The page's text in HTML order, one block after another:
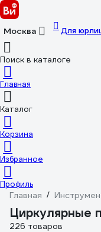
Москва Для
Поиск в каталоге
Главная
Каталог
Корзина
Избранное
Профиль
Главная /
Циркулярные
226 товаров